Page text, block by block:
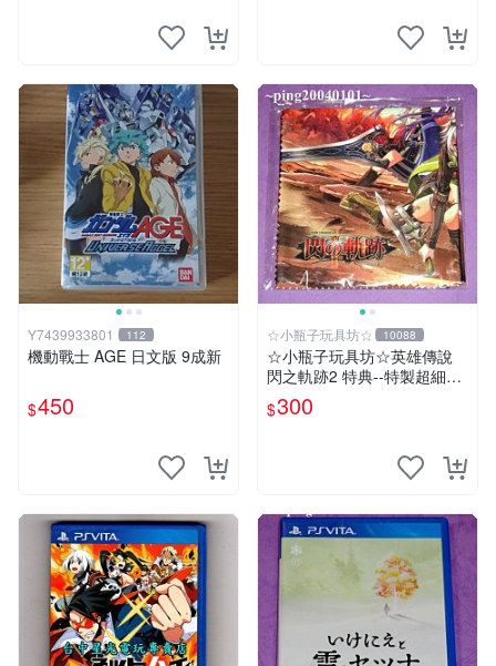
Y7439933801 112
機動戰士 AGE 日文版 9成新
$450
☆小瓶子玩具坊☆ 10088
☆小瓶子玩具坊☆英雄傳說
閃之軌跡2 特典--特製超細纖
維掛布 (無遊戲卡匣唷)
$300